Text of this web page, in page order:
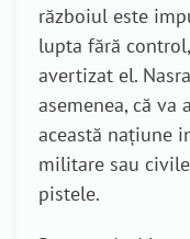
războiul este
lupta fără
avertizat el.
asemenea, că va
această națiune
militare sau
pistele.